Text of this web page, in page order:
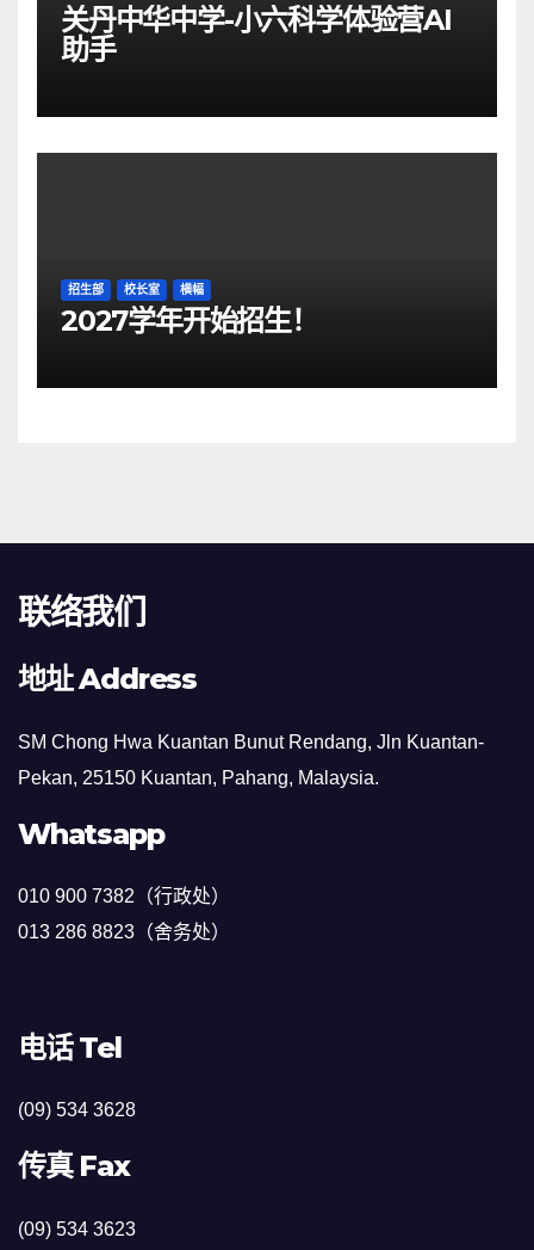
关丹中华中学-小六科学体验营AI
助手
招生部 校长室 横幅
2027学年开始招生！
联络我们
地址 Address
SM Chong Hwa Kuantan Bunut Rendang, Jln Kuantan-
Pekan, 25150 Kuantan, Pahang, Malaysia.
Whatsapp
010 900 7382（行政处）
013 286 8823（舍务处）
电话 Tel
(09) 534 3628
传真 Fax
(09) 534 3623